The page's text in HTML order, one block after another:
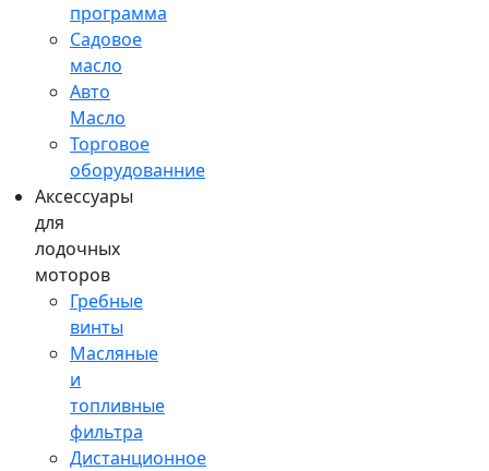
программа
Садовое
масло
Авто
Масло
Торговое
оборудованние
Аксессуары
для
лодочных
моторов
Гребные
винты
Масляные
и
топливные
фильтра
Дистанционное